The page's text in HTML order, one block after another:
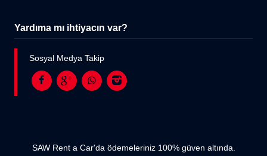
Yardıma mı ihtiyacın var?
Sosyal Medya Takip
SAW Rent a Car'da ödemeleriniz 100% güven altında.